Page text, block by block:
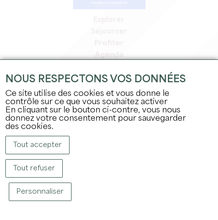
Agenda
Espace adhérents
Espace presse
Emplois & stages
Mentions légales
COPYRIGHT © 2026 OFFICE DE TOURISME DU GRAND SAINT-ÉMILIONNAIS
NOUS RESPECTONS VOS DONNÉES
Ce site utilise des cookies et vous donne le
contrôle sur ce que vous souhaitez activer
En cliquant sur le bouton ci-contre, vous nous
donnez votre consentement pour sauvegarder
des cookies.
Tout accepter
Tout refuser
Personnaliser